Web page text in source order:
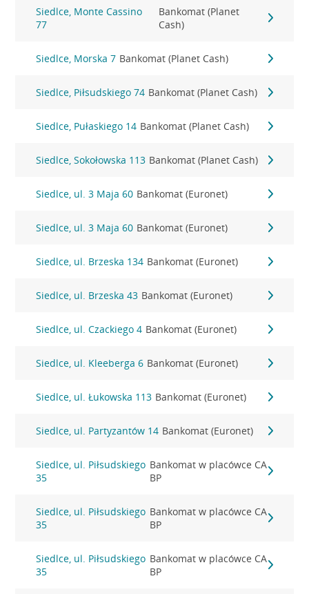
Siedlce, Monte Cassino
77
Bankomat (Planet
Cash)
Siedlce, Morska 7 Bankomat (Planet Cash)
Siedlce, Piłsudskiego 74 Bankomat (Planet Cash)
Siedlce, Pułaskiego 14 Bankomat (Planet Cash)
Siedlce, Sokołowska 113 Bankomat (Planet Cash)
Siedlce, ul. 3 Maja 60 Bankomat (Euronet)
Siedlce, ul. 3 Maja 60 Bankomat (Euronet)
Siedlce, ul. Brzeska 134 Bankomat (Euronet)
Siedlce, ul. Brzeska 43 Bankomat (Euronet)
Siedlce, ul. Czackiego 4 Bankomat (Euronet)
Siedlce, ul. Kleeberga 6 Bankomat (Euronet)
Siedlce, ul. Łukowska 113 Bankomat (Euronet)
Siedlce, ul. Partyzantów 14 Bankomat (Euronet)
Siedlce, ul. Piłsudskiego
35
Bankomat w placówce CA
BP
Siedlce, ul. Piłsudskiego
35
Bankomat w placówce CA
BP
Siedlce, ul. Piłsudskiego
35
Bankomat w placówce CA
BP